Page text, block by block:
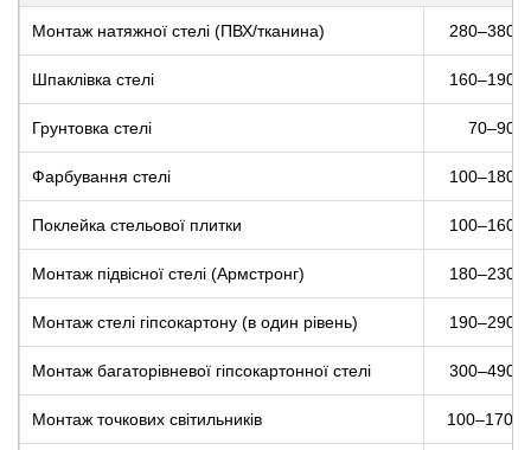
Монтаж натяжної стелі (ПВХ/тканина) 280–380
Шпаклівка стелі 160–190
Грунтовка стелі 70–90
Фарбування стелі 100–180
Поклейка стельової плитки 100–160
Монтаж підвісної стелі (Армстронг) 180–230
Монтаж стелі гіпсокартону (в один рівень) 190–290
Монтаж багаторівневої гіпсокартонної стелі 300–490
Монтаж точкових світильників 100–170